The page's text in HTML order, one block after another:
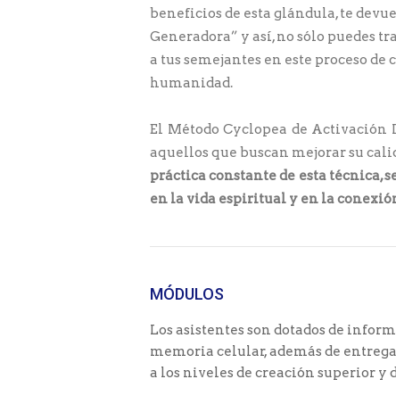
beneficios de esta glándula, te
Generadora” y así, no sólo puedes
a tus semejantes en este proceso
humanidad.
El Método Cyclopea de
aquellos que buscan mejorar su
práctica constante de esta técnica,
en la vida espiritual y en la
MÓDULOS
Los asistentes son dotados de
memoria celular, además de
a los niveles de creación superior